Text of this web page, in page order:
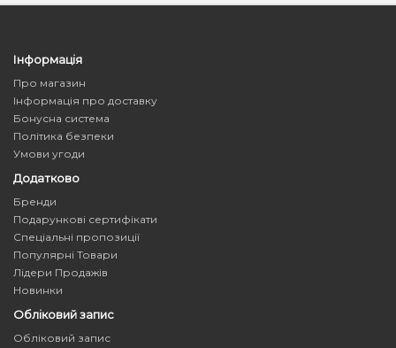
Інформація
Про магазин
Інформація про доставку
Бонусна система
Політика безпеки
Умови угоди
Додатково
Бренди
Подарункові сертифікати
Спеціальні пропозиції
Популярні Товари
Лідери Продажів
Новинки
Обліковий запис
Обліковий запис